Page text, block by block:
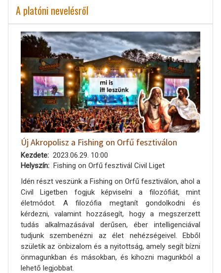
A platóni nevelésről
Új Akropolisz a Fishing on Orfű fesztiválon
Kezdete
2023.06.29. 10:00
Helyszín
Fishing on Orfű fesztivál Civil Liget
Idén részt veszünk a Fishing on Orfű fesztiválon, ahol a
Civil Ligetben fogjuk képviselni a filozófiát, mint
életmódot. A filozófia megtanít gondolkodni és
kérdezni, valamint hozzásegít, hogy a megszerzett
tudás alkalmazásával derűsen, éber intelligenciával
tudjunk szembenézni az élet nehézségeivel. Ebből
születik az önbizalom és a nyitottság, amely segít bízni
önmagunkban és másokban, és kihozni magunkból a
lehető legjobbat.